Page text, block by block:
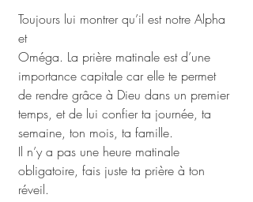
Toujours lui montrer qu’il est notre Alpha
et
Oméga. La prière matinale est d’une
importance capitale car elle te permet
de rendre grâce à Dieu dans un premier
temps, et de lui confier ta journée, ta
semaine, ton mois, ta famille.
Il n’y a pas une heure matinale
obligatoire, fais juste ta prière à ton
réveil.